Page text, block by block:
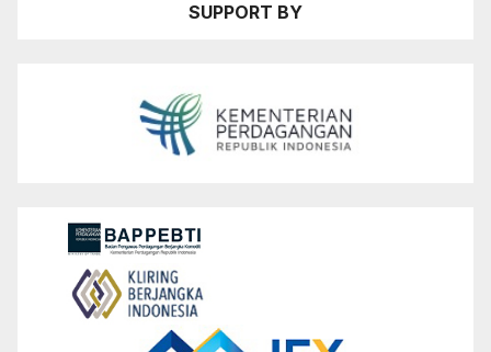
SUPPORT BY